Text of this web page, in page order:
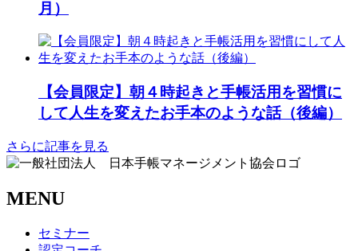
月）
【会員限定】朝４時起きと手帳活用を習慣に
して人生を変えたお手本のような話（後編）
さらに記事を見る
MENU
セミナー